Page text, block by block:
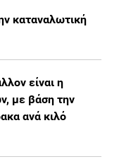
καταναλωτική
είναι η
με βάση την
ανά κιλό